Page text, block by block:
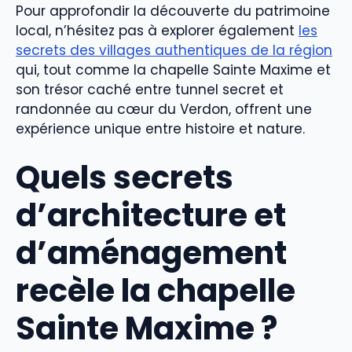
Pour approfondir la découverte du patrimoine
local, n’hésitez pas à explorer également les
secrets des villages authentiques de la région
qui, tout comme la chapelle Sainte Maxime et
son trésor caché entre tunnel secret et
randonnée au cœur du Verdon, offrent une
expérience unique entre histoire et nature.
Quels secrets
d’architecture et
d’aménagement
recèle la chapelle
Sainte Maxime ?